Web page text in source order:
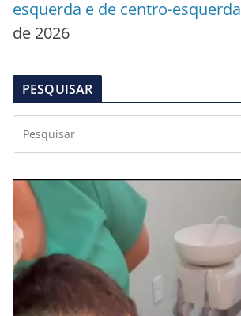
esquerda e de centro-esquerda
de 2026
PESQUISAR